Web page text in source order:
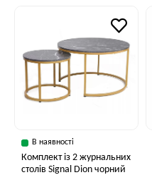
В наявності
Комплект із 2 журнальних
столів Signal Dion чорний